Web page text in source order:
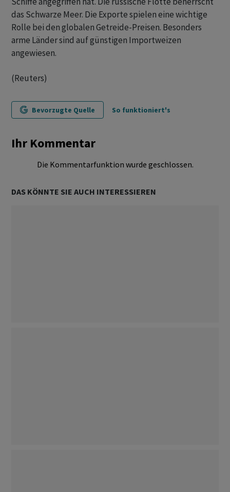
das Schwarze Meer. Die Exporte spielen eine wichtige
Rolle bei den globalen Getreide-Preisen. Besonders
arme Länder sind auf günstigen Importweizen
angewiesen.
(Reuters)
Bevorzugte Quelle So funktioniert's
Ihr Kommentar
Die Kommentarfunktion wurde geschlossen.
DAS KÖNNTE SIE AUCH INTERESSIEREN